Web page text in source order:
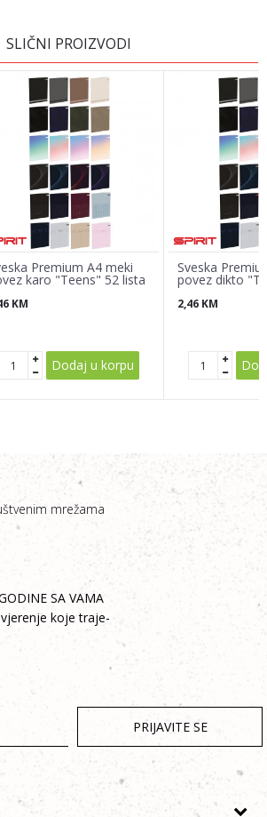
SLIČNI PROIZVODI
Premium A4 meki
karo "Teens" 52 lista
KM
Dodaj u korpu
Sveska
povez dikto
2,46 KM
mrežama
SA VAMA
koje traje-
PRIJAVITE SE